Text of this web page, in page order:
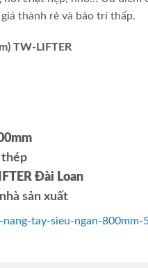
thành rẻ và bảo trí thấp.
TW-LIFTER
thép
Đài Loan
sản xuất
tay-sieu-ngan-